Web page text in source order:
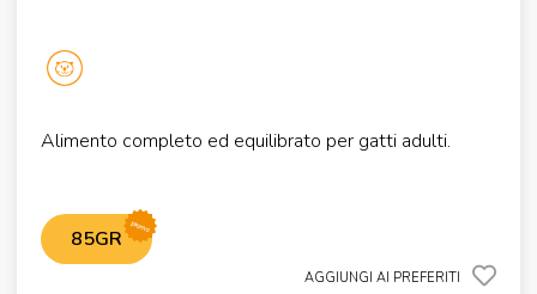
Alimento completo ed equilibrato per gatti adulti.
85GR promo
AGGIUNGI AI PREFERITI